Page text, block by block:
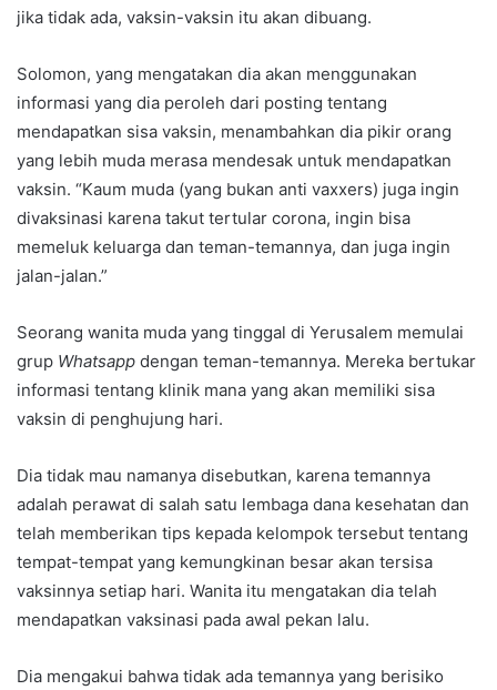
jika tidak ada, vaksin-vaksin itu akan dibuang.
Solomon, yang mengatakan dia akan menggunakan
informasi yang dia peroleh dari posting tentang
mendapatkan sisa vaksin, menambahkan dia pikir orang
yang lebih muda merasa mendesak untuk mendapatkan
vaksin. “Kaum muda (yang bukan anti vaxxers) juga ingin
divaksinasi karena takut tertular corona, ingin bisa
memeluk keluarga dan teman-temannya, dan juga ingin
jalan-jalan.”
Seorang wanita muda yang tinggal di Yerusalem memulai
grup Whatsapp dengan teman-temannya. Mereka bertukar
informasi tentang klinik mana yang akan memiliki sisa
vaksin di penghujung hari.
Dia tidak mau namanya disebutkan, karena temannya
adalah perawat di salah satu lembaga dana kesehatan dan
telah memberikan tips kepada kelompok tersebut tentang
tempat-tempat yang kemungkinan besar akan tersisa
vaksinnya setiap hari. Wanita itu mengatakan dia telah
mendapatkan vaksinasi pada awal pekan lalu.
Dia mengakui bahwa tidak ada temannya yang berisiko